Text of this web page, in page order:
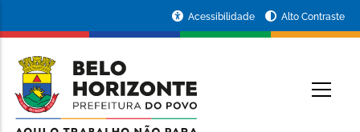
conteúdo
principal
da
Prefeitura
de
Acessibilidade Alto Contraste